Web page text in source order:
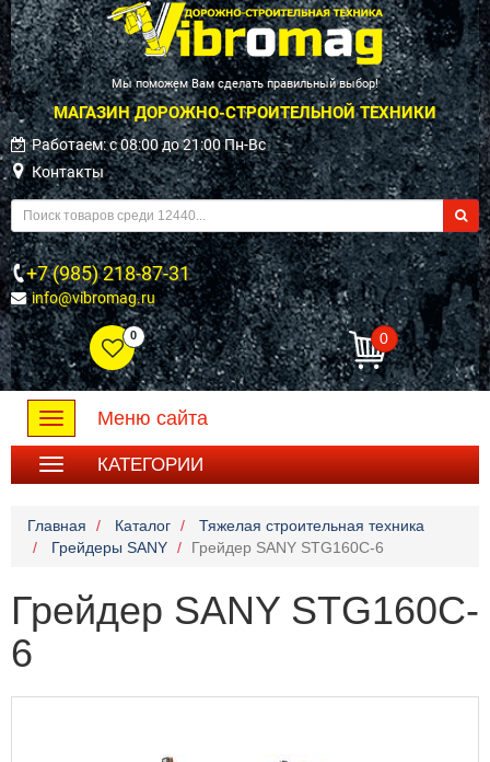
Мы поможем Вам сделать правильный выбор!
МАГАЗИН ДОРОЖНО-СТРОИТЕЛЬНОЙ ТЕХНИКИ
Работаем: c 08:00 до 21:00 Пн-Вс
Контакты
+7 (985) 218-87-31
info@vibromag.ru
0 0
Toggle
navigation
Меню сайта
КАТЕГОРИИ
Главная Каталог
Тяжелая строительная техника
Грейдеры SANY
Грейдер SANY STG160C-6
Грейдер SANY STG160C-
6